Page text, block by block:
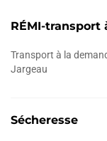
RÉMI-transport
Transport à la
Jargeau
Sécheresse